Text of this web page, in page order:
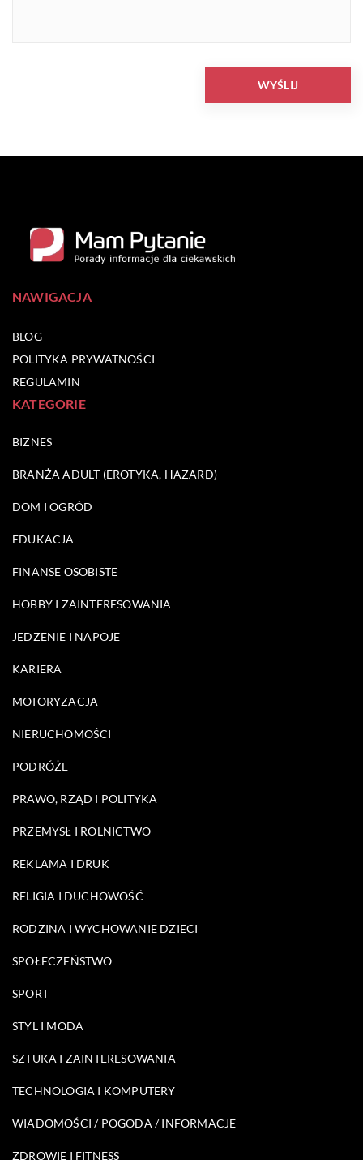
NAWIGACJA
BLOG
POLITYKA PRYWATNOŚCI
REGULAMIN
KATEGORIE
BIZNES
BRANŻA ADULT (EROTYKA, HAZARD)
DOM I OGRÓD
EDUKACJA
FINANSE OSOBISTE
HOBBY I ZAINTERESOWANIA
JEDZENIE I NAPOJE
KARIERA
MOTORYZACJA
NIERUCHOMOŚCI
PODRÓŻE
PRAWO, RZĄD I POLITYKA
PRZEMYSŁ I ROLNICTWO
REKLAMA I DRUK
RELIGIA I DUCHOWOŚĆ
RODZINA I WYCHOWANIE DZIECI
SPOŁECZEŃSTWO
SPORT
STYL I MODA
SZTUKA I ZAINTERESOWANIA
TECHNOLOGIA I KOMPUTERY
WIADOMOŚCI / POGODA / INFORMACJE
ZDROWIE I FITNESS